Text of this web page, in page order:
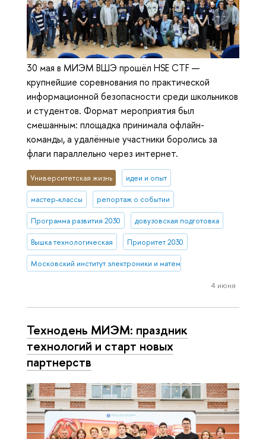
30 мая в МИЭМ ВШЭ прошёл HSE CTF —
крупнейшие соревнования по практической
информационной безопасности среди школьников
и студентов. Формат мероприятия был
смешанным: площадка принимала офлайн-
команды, а удалённые участники боролись за
флаги параллельно через интернет.
Университетская жизнь идеи и опыт
мастер-классы репортаж о событии
Программа развития 2030 довузовская подготовка
Вышка технологическая Приоритет 2030
Московский институт электроники и математики им. А.Н. Тихонова
4 июня
Технодень МИЭМ: праздник
технологий и старт новых
партнерств